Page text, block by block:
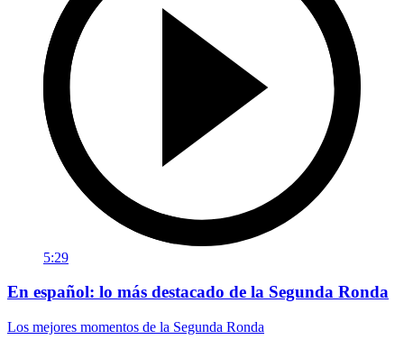
5:29
En español: lo más destacado de la Segunda Ronda
Los mejores momentos de la Segunda Ronda